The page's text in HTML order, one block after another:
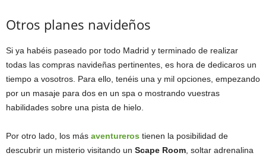
Otros planes navideños
Si ya habéis paseado por todo Madrid y terminado de realizar
todas las compras navideñas pertinentes, es hora de dedicaros un
tiempo a vosotros. Para ello, tenéis una y mil opciones, empezando
por un masaje para dos en un spa o mostrando vuestras
habilidades sobre una pista de hielo.
Por otro lado, los más aventureros tienen la posibilidad de
descubrir un misterio visitando un Scape Room , soltar adrenalina